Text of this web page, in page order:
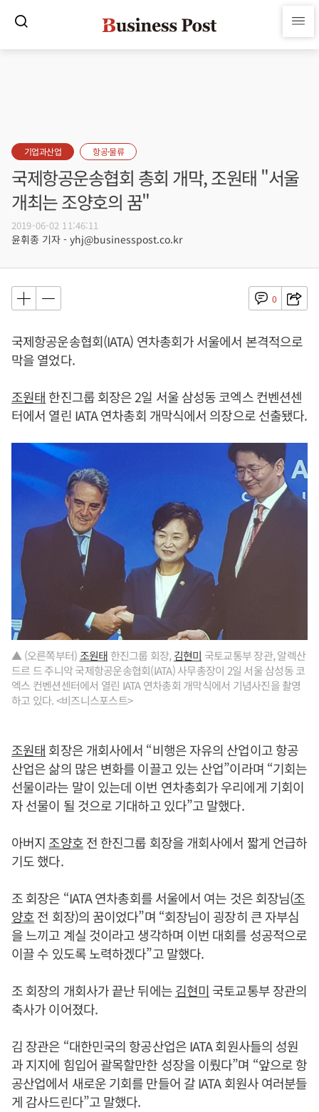
기업과산업 항공·물류
국제항공운송협회 총회 개막, 조원태 "서울
개최는 조양호의 꿈"
2019-06-02 11:46:11
윤휘종 기자 - yhj@businesspost.co.kr
0
국제항공운송협회(IATA) 연차총회가 서울에서 본격적으로
막을 열었다.
조원태 한진그룹 회장은 2일 서울 삼성동 코엑스 컨벤션센
터에서 열린 IATA 연차총회 개막식에서 의장으로 선출됐다.
▲ (오른쪽부터)조원태 한진그룹 회장, 김현미 국토교통부 장관, 알렉산
드르 드 주니악 국제항공운송협회(IATA) 사무총장이 2일 서울 삼성동 코
엑스 컨벤션센터에서 열린 IATA 연차총회 개막식에서 기념사진을 촬영
하고 있다. <비즈니스포스트>
조원태 회장은 개회사에서 “비행은 자유의 산업이고 항공
산업은 삶의 많은 변화를 이끌고 있는 산업”이라며 “기회는
선물이라는 말이 있는데 이번 연차총회가 우리에게 기회이
자 선물이 될 것으로 기대하고 있다”고 말했다.
아버지 조양호전 한진그룹 회장을 개회사에서 짧게 언급하
기도 했다.
조 회장은 “IATA 연차총회를 서울에서 여는 것은 회장님(조
양호전 회장)의 꿈이었다”며 “회장님이 굉장히 큰 자부심
을 느끼고 계실 것이라고 생각하며 이번 대회를 성공적으로
이끌 수 있도록 노력하겠다”고 말했다.
조 회장의 개회사가 끝난 뒤에는김현미 국토교통부 장관의
축사가 이어졌다.
김 장관은 “대한민국의 항공산업은 IATA 회원사들의 성원
과 지지에 힘입어 괄목할만한 성장을 이뤘다”며 “앞으로 항
공산업에서 새로운 기회를 만들어 갈 IATA 회원사 여러분들
게 감사드린다”고 말했다.